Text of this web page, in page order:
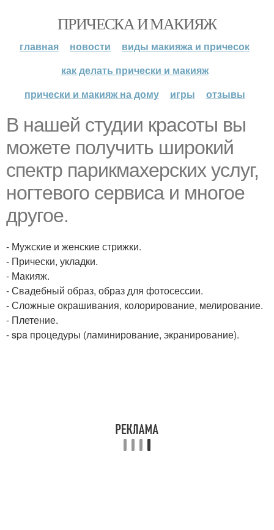
ПРИЧЕСКА И МАКИЯЖ
главная новости
виды макияжа и причесок
как делать прически и макияж
прически и макияж на дому
игры отзывы
В нашей студии красоты вы
можете получить широкий
спектр парикмахерских услуг,
ногтевого сервиса и многое
другое.
- Мужские и женские стрижки.
- Прически, укладки.
- Макияж.
- Свадебный образ, образ для фотосессии.
- Сложные окрашивания, колорирование, мелирование.
- Плетение.
- spa процедуры (ламинирование, экранирование).